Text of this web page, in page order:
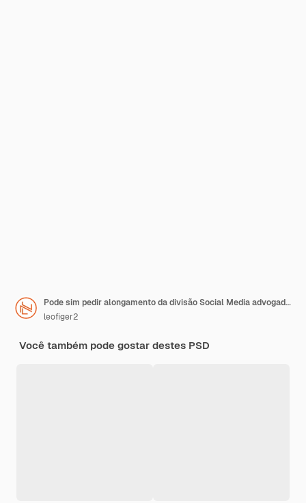
Pode sim pedir alongamento da divisão Social Media advogados Post Advogacia
leofiger2
Você também pode gostar destes PSD